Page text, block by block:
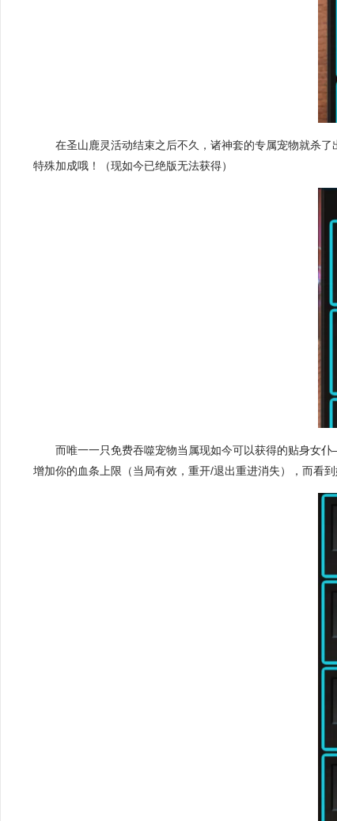
在圣山鹿灵活动结束之后不久，诸神套的专属宠物就杀
特殊加成哦！（现如今已绝版无法获得）
而唯一一只免费吞噬宠物当属现如今可以获得的贴身女
增加你的血条上限（当局有效，重开/退出重进消失），而看